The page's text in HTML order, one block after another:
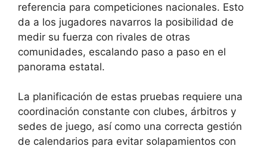
referencia para competiciones nacionales. Esto
da a los jugadores navarros la posibilidad de
medir su fuerza con rivales de otras
comunidades, escalando paso a paso en el
panorama estatal.
La planificación de estas pruebas requiere una
coordinación constante con clubes, árbitros y
sedes de juego, así como una correcta gestión
de calendarios para evitar solapamientos con